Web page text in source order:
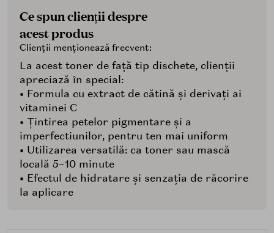
Ce spun clienții despre
acest produs
Clienții menționează frecvent:
La acest toner de față tip dischete, clienții
apreciază în special:
• Formula cu extract de cătină și derivați ai
vitaminei C
• Țintirea petelor pigmentare și a
imperfectiunilor, pentru ten mai uniform
• Utilizarea versatilă: ca toner sau mască
locală 5–10 minute
• Efectul de hidratare și senzația de răcorire
la aplicare